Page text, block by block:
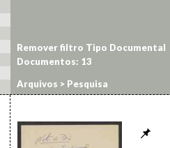
Arquivos > Pesquisa
Remover filtro Tipo Documental
Documentos: 13